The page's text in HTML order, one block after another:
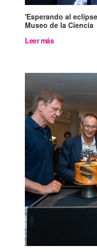
'Esperando al
Museo de la Ciencia
Leer más